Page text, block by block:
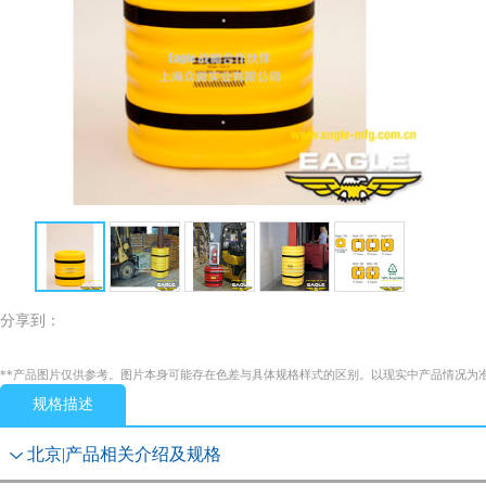
分享到：
**产品图片仅供参考。图片本身可能存在色差与具体规格样式的区别。以现实中产品情况为
规格描述
北京|产品相关介绍及规格